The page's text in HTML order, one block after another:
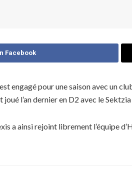
Facebook
engagé pour une saison avec un
l’an dernier en D2 avec le
a ainsi rejoint librement l’équipe